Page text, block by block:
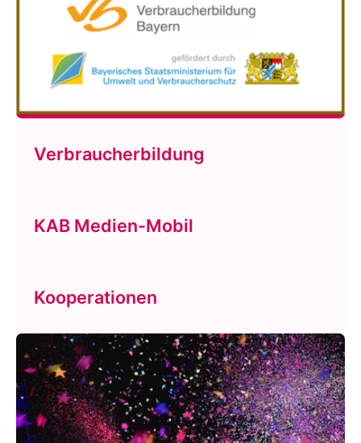
Verbraucherbildung
KAB Medien-Mobil
Kooperationen